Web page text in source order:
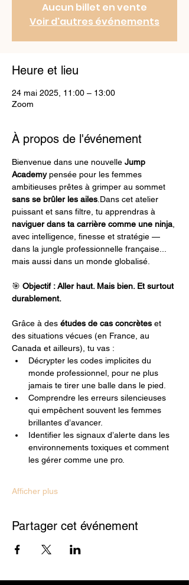
Aucun billet en vente
Voir d'autres événements
Heure et lieu
24 mai 2025, 11:00 – 13:00
Zoom
À propos de l'événement
Bienvenue dans une nouvelle Jump
Academy pensée pour les femmes
ambitieuses prêtes à grimper au sommet
sans se brûler les ailes .Dans cet atelier
puissant et sans filtre, tu apprendras à
naviguer dans ta carrière comme une ninja
avec intelligence, finesse et stratégie —
dans la jungle professionnelle française...
mais aussi dans un monde globalisé.
🎯 Objectif : Aller haut. Mais bien. Et surtout
durablement.
Grâce à des études de cas concrètes et
des situations vécues (en France, au
Canada et ailleurs), tu vas :
Décrypter les codes implicites du
monde professionnel, pour ne plus
jamais te tirer une balle dans le pied.
Comprendre les erreurs silencieuses
qui empêchent souvent les femmes
brillantes d’avancer.
Identifier les signaux d’alerte dans les
environnements toxiques et comment
les gérer comme une pro.
Afficher plus
Partager cet événement